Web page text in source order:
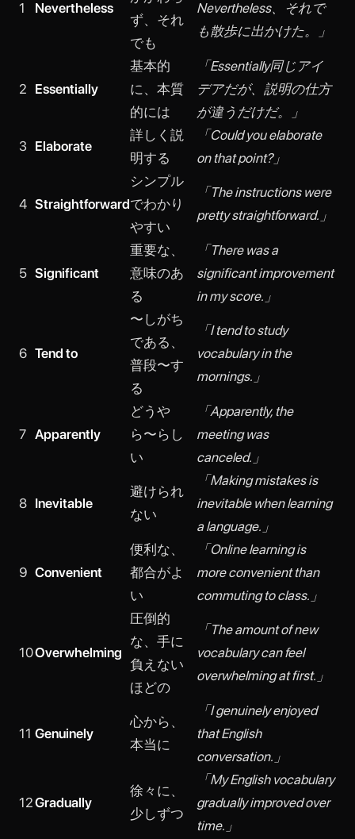
1 Nevertheless
ず、それ
でも
Nevertheless、それで
も散歩に出かけた。」
2 Essentially
基本的
に、本質
的には
「Essentially同じアイ
デアだが、説明の仕方
が違うだけだ。」
3 Elaborate
詳しく説
明する
「Could you elaborate
on that point?」
4 Straightforward
シンプル
でわかり
やすい
「The instructions were
pretty straightforward.」
5 Significant
重要な、
意味のあ
る
「There was a
significant improvement
in my score.」
6 Tend to
〜しがち
である、
普段〜す
る
「I tend to study
vocabulary in the
mornings.」
7 Apparently
どうや
ら〜らし
い
「Apparently, the
meeting was
canceled.」
8 Inevitable
避けられ
ない
「Making mistakes is
inevitable when learning
a language.」
9 Convenient
便利な、
都合がよ
い
「Online learning is
more convenient than
commuting to class.」
10Overwhelming
圧倒的
な、手に
負えない
ほどの
「The amount of new
vocabulary can feel
overwhelming at first.」
11 Genuinely
心から、
本当に
「I genuinely enjoyed
that English
conversation.」
12Gradually
徐々に、
少しずつ
「My English vocabulary
gradually improved over
time.」